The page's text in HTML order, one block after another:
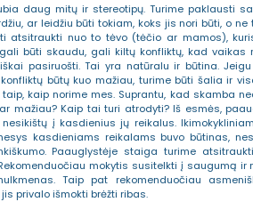
daug mitų ir stereotipų. Turime paklausti
ar leidžiu būti tokiam, koks jis nori būti, o ne
atsitraukti nuo to tėvo (tėčio ar mamos),
būti skaudu, gali kiltų konfliktų, kad vaikas
pasiruošti. Tai yra natūralu ir būtina.
būtų kuo mažiau, turime būti šalia ir
kaip norime mes. Suprantu, kad skamba
mažiau? Kaip tai turi atrodyti? Iš esmės,
į kasdienius jų reikalus.
kasdieniams reikalams buvo būtinas,
Paauglystėje staiga turime
mokytis susitelkti į saugumą
Taip pat rekomenduočiau
privalo išmokti brėžti ribas.